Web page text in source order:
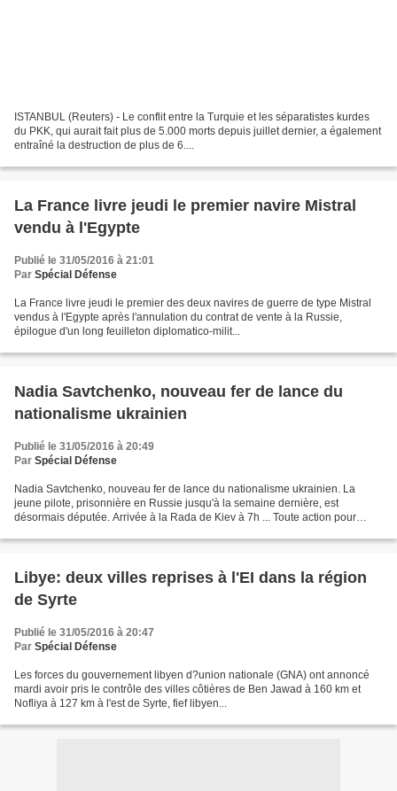
ISTANBUL (Reuters) - Le conflit entre la Turquie et les séparatistes kurdes
du PKK, qui aurait fait plus de 5.000 morts depuis juillet dernier, a également
entraîné la destruction de plus de 6....
La France livre jeudi le premier navire Mistral
vendu à l'Egypte
Publié le 31/05/2016 à 21:01
Par Spécial Défense
La France livre jeudi le premier des deux navires de guerre de type Mistral
vendus à l'Egypte après l'annulation du contrat de vente à la Russie,
épilogue d'un long feuilleton diplomatico-milit...
Nadia Savtchenko, nouveau fer de lance du
nationalisme ukrainien
Publié le 31/05/2016 à 20:49
Par Spécial Défense
Nadia Savtchenko, nouveau fer de lance du nationalisme ukrainien. La
jeune pilote, prisonnière en Russie jusqu'à la semaine dernière, est
désormais députée. Arrivée à la Rada de Kiev à 7h ... Toute action pour
Libye: deux villes reprises à l'EI dans la région
de Syrte
Publié le 31/05/2016 à 20:47
Par Spécial Défense
Les forces du gouvernement libyen d?union nationale (GNA) ont annoncé
mardi avoir pris le contrôle des villes côtières de Ben Jawad à 160 km et
Nofliya à 127 km à l'est de Syrte, fief libyen...